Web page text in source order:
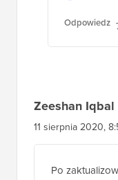
Odpowiedz
Zeeshan Iqbal
11 sierpnia 2020,
Po